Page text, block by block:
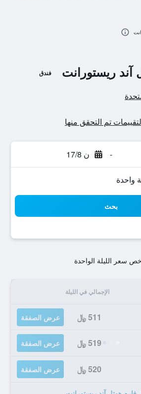
ريستورانت فندق
- ن 17/8
بحث
سعر الليلة الواحدة
الإجمالي في الليلة
511 ﷼ عرض الصفقة
519 ﷼ عرض الصفقة
520 ﷼ عرض الصفقة